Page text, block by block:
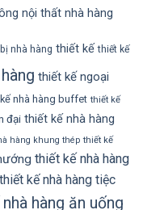
nội thất nhà hàng
nhà hàng thiết kế thiết kế
thiết kế ngoại
nhà hàng buffet thiết kế
đại thiết kế nhà hàng
hàng khung thép thiết kế
thiết kế nhà hàng
thiết kế nhà hàng tiệc
hàng ăn uống